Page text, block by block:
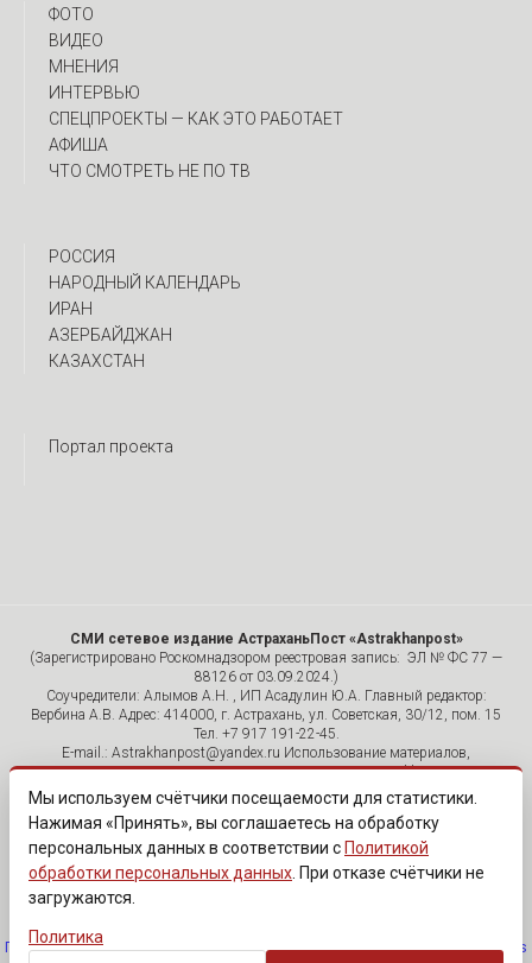
ФОТО
ВИДЕО
МНЕНИЯ
ИНТЕРВЬЮ
CПЕЦПРОЕКТЫ — КАК ЭТО РАБОТАЕТ
АФИША
ЧТО СМОТРЕТЬ НЕ ПО ТВ
РОССИЯ
НАРОДНЫЙ КАЛЕНДАРЬ
ИРАН
АЗЕРБАЙДЖАН
КАЗАХСТАН
Портал проекта
СМИ сетевое издание АстраханьПост «Astrakhanpost»
(Зарегистрировано Роскомнадзором реестровая запись: ЭЛ № ФС 77 —
88126 от 03.09.2024.)
Соучредители: Алымов А.Н. , ИП Асадулин Ю.А. Главный редактор:
Вербина А.В. Адрес: 414000, г. Астрахань, ул. Советская, 30/12, пом. 15
Тел. +7 917 191-22-45.
E-mail.: Astrakhanpost@yandex.ru Использование материалов,
размещенных на страницах сетевого издания «Astrakhanpost»,
допускается исключительно с указанием источника и публикацией
активной гиперссылки на портал Astrakhanpost.ru. Комментарии
читателей сайта размещаются без предварительного редактирования.
Редакция оставляет за собой право удалить их с сайта или
отредактировать, если указанные сообщения нарушают законы РФ.
«САЙТ ПРЕДНАЗНАЧЕН ДЛЯ АУДИТОРИИ 18+»
Политика обработки персональных данных·Изменить согласие на cookies
Мы используем счётчики посещаемости для статистики.
Нажимая «Принять», вы соглашаетесь на обработку
персональных данных в соответствии с Политикой
обработки персональных данных . При отказе счётчики не
загружаются.
Политика